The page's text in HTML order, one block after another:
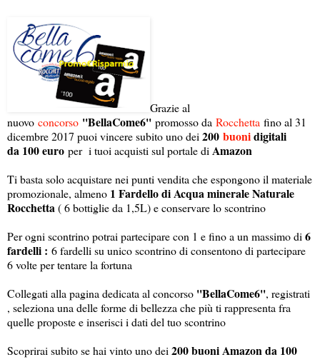
Grazie al
nuovo concorso ''BellaCome6'' promosso da Rocchetta fino al 31
dicembre 2017 puoi vincere subito uno dei 200 buonidigitali
da 100 euro per i tuoi acquisti sul portale di Amazon
Ti basta solo acquistare nei punti vendita che espongono il materiale
promozionale, almeno 1 Fardello di Acqua minerale Naturale
Rocchetta ( 6 bottiglie da 1,5L) e conservare lo scontrino
Per ogni scontrino potrai partecipare con 1 e fino a un massimo di 6
fardelli : 6 fardelli su unico scontrino di consentono di partecipare
6 volte per tentare la fortuna
Collegati alla pagina dedicata al concorso ''BellaCome6'', registrati
, seleziona una delle forme di bellezza che più ti rappresenta fra
quelle proposte e inserisci i dati del tuo scontrino
Scoprirai subito se hai vinto uno dei 200 buoni Amazon da 100